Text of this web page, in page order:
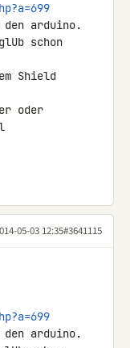
arduino.
schon
Shield
oder
05-03 12:35#3641115
arduino.